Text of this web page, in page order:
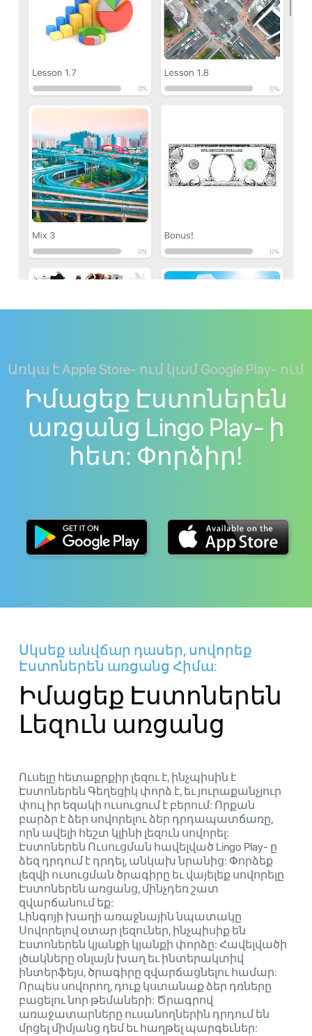
Առկա է Apple Store- ում կամ Google Play- ում
Իմացեք Էստոներեն
առցանց Lingo Play- ի
հետ: Փորձիր!
Սկսեք անվճար դասեր, սովորեք
Էստոներեն առցանց Հիմա:
Իմացեք Էստոներեն
Լեզուն առցանց
Ուսելը հետաքրքիր լեզու է, ինչպիսին է
Էստոներեն Գեղեցիկ փորձ է, եւ յուրաքանչյուր
փուլ իր եզակի ուսուցում է բերում: Որքան
բարձր է ձեր սովորելու ձեր դրդապատճառը,
որն ավելի հեշտ կլինի լեզուն սովորել:
Էստոներեն Ուսուցման հավելված Lingo Play- ը
ձեզ դրդում է դրդել, անկախ նրանից: Փորձեք
լեզվի ուսուցման ծրագիրը եւ վայելեք սովորելը
Էստոներեն առցանց, մինչդեռ շատ
զվարճանում եք:
Լինգոյի խաղի առաջնային նպատակը
Սովորելով օտար լեզուներ, ինչպիսիք են
Էստոներեն կյանքի կյանքի փորձը: Հավելվածի
լծակները օնլայն խաղ եւ ինտերակտիվ
ինտերֆեյս, ծրագիրը զվարճացնելու համար:
Որպես սովորող, դուք կստանաք ձեր դռները
բացելու նոր թեմաների: Ծրագրով
առաջատարները ուսանողներին դրդում են
մրցել միմյանց դեմ եւ հաղթել պարգեւներ: